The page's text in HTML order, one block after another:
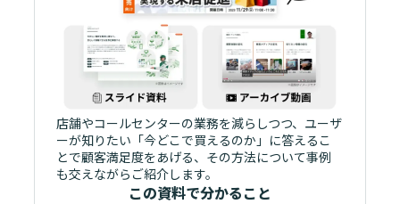
店舗やコールセンターの業務を減らしつつ、ユーザ
ーが知りたい「今どこで買えるのか」に答えるこ
とで顧客満足度をあげる、その方法について事例
も交えながらご紹介します。
この資料で分かること